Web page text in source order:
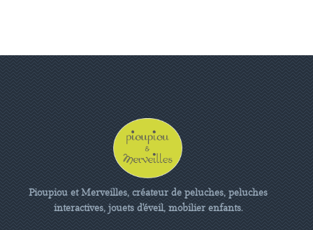
Pioupiou et Merveilles, créateur de peluches, peluches
interactives, jouets d'éveil, mobilier enfants.